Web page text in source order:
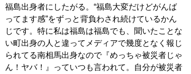
福島出身者にしたがる。“福島大変だけどがんば
ってます感”をずっと背負わされ続けているかん
じです。特に私は福島は福島でも、聞いたことな
い町出身の人と違ってメディアで幾度となく報じ
られてる南相馬出身なので『めっちゃ被災者じゃ
ん！ヤバ！』っていつも言われて。自分が被災者